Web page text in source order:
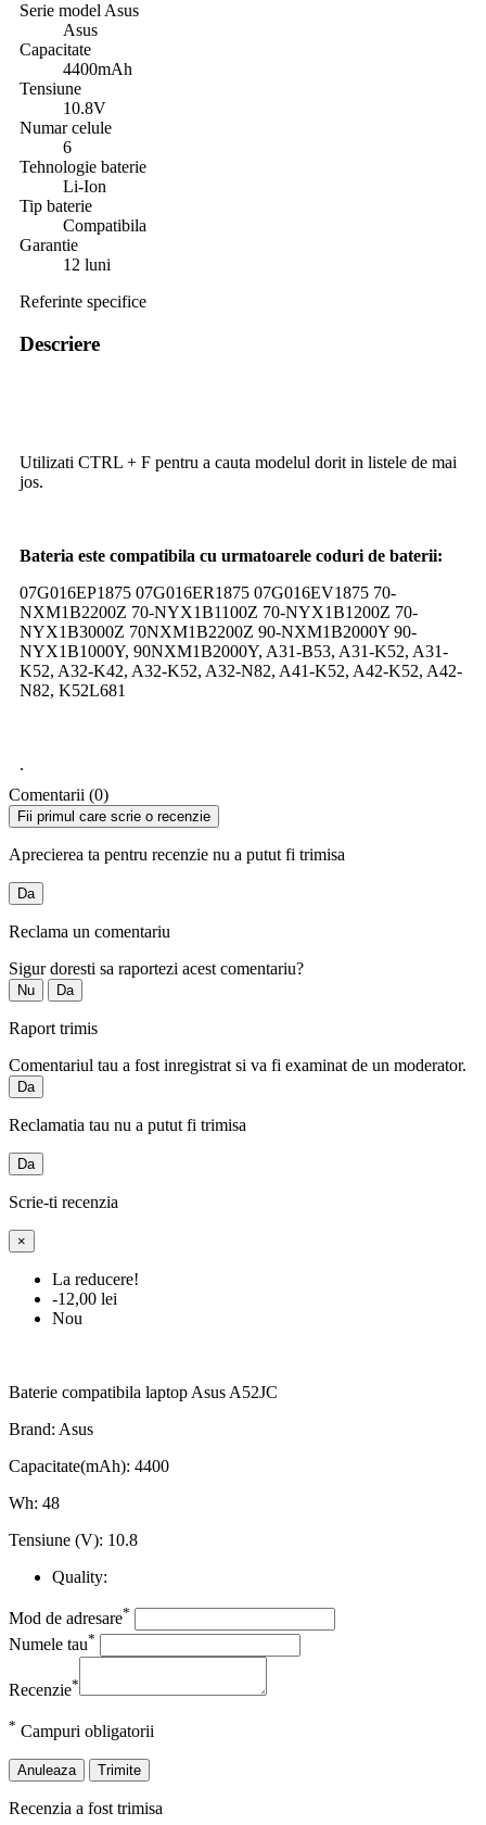
Serie model Asus
Asus
Capacitate
4400mAh
Tensiune
10.8V
Numar celule
6
Tehnologie baterie
Li-Ion
Tip baterie
Compatibila
Garantie
12 luni
Referinte specifice
Descriere
Utilizati CTRL + F pentru a cauta modelul dorit in listele de mai
jos.
Bateria este compatibila cu urmatoarele coduri de baterii:
07G016EP1875 07G016ER1875 07G016EV1875 70-
NXM1B2200Z 70-NYX1B1100Z 70-NYX1B1200Z 70-
NYX1B3000Z 70NXM1B2200Z 90-NXM1B2000Y 90-
NYX1B1000Y, 90NXM1B2000Y, A31-B53, A31-K52, A31-
K52, A32-K42, A32-K52, A32-N82, A41-K52, A42-K52, A42-
N82, K52L681
.
Comentarii (0)
Fii primul care scrie o recenzie
Aprecierea ta pentru recenzie nu a putut fi trimisa
Da
Reclama un comentariu
Sigur doresti sa raportezi acest comentariu?
Nu Da
Raport trimis
Comentariul tau a fost inregistrat si va fi examinat de un moderator.
Da
Reclamatia tau nu a putut fi trimisa
Da
Scrie-ti recenzia
×
La reducere!
-12,00 lei
Nou
Baterie compatibila laptop Asus A52JC
Brand: Asus
Capacitate(mAh): 4400
Wh: 48
Tensiune (V): 10.8
Quality:
Mod de adresare*
Numele tau*
Recenzie*
* Campuri obligatorii
Anuleaza Trimite
Recenzia a fost trimisa